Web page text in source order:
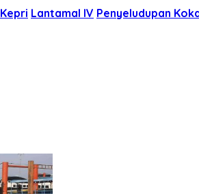
Kepri Lantamal IV Penyeludupan